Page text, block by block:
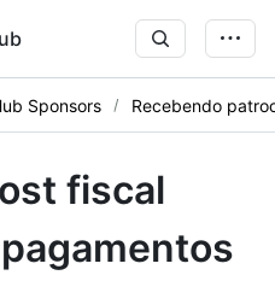
Sponsors Recebendo
fiscal